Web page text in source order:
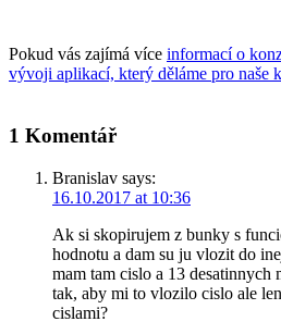
Pokud vás zajímá více informací o
vývoji aplikací, který děláme pro naše
1 Komentář
Branislav says:
16.10.2017 at 10:36
Ak si skopirujem z bunky s
hodnotu a dam su ju vlozit do
mam tam cislo a 13 desatinnych
tak, aby mi to vlozilo cislo ale
cislami?